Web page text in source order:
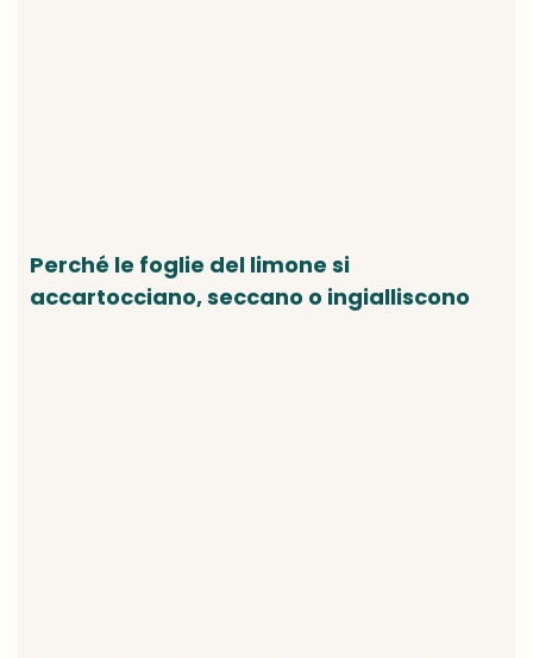
Perché le foglie del limone si
accartocciano, seccano o ingialliscono